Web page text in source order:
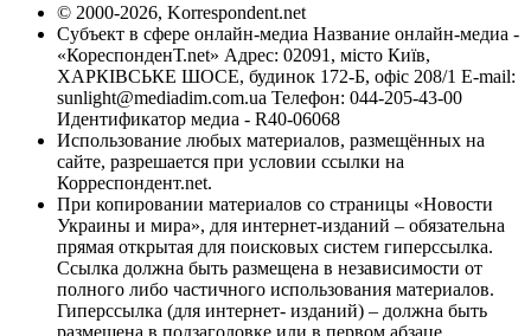
© 2000-2026, Korrespondent.net
Субъект в сфере онлайн-медиа Название онлайн-медиа -
«КореспонденТ.net» Адрес: 02091, місто Київ,
ХАРКІВСЬКЕ ШОСЕ, будинок 172-Б, офіс 208/1 E-mail:
sunlight@mediadim.com.ua Телефон: 044-205-43-00
Идентификатор медиа - R40-06068
Использование любых материалов, размещённых на
сайте, разрешается при условии ссылки на
Корреспондент.net.
При копировании материалов со страницы «Новости
Украины и мира», для интернет-изданий – обязательна
прямая открытая для поисковых систем гиперссылка.
Ссылка должна быть размещена в независимости от
полного либо частичного использования материалов.
Гиперссылка (для интернет- изданий) – должна быть
размещена в подзаголовке или в первом абзаце